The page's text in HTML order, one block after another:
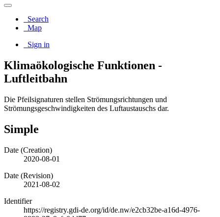
Search
Map
Sign in
Klimaökologische Funktionen -
Luftleitbahn
Die Pfeilsignaturen stellen Strömungsrichtungen und
Strömungsgeschwindigkeiten des Luftaustauschs dar.
Simple
Date (Creation)
2020-08-01
Date (Revision)
2021-08-02
Identifier
https://registry.gdi-de.org/id/de.nw/e2cb32be-a16d-4976-